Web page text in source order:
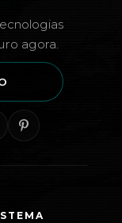
agora.